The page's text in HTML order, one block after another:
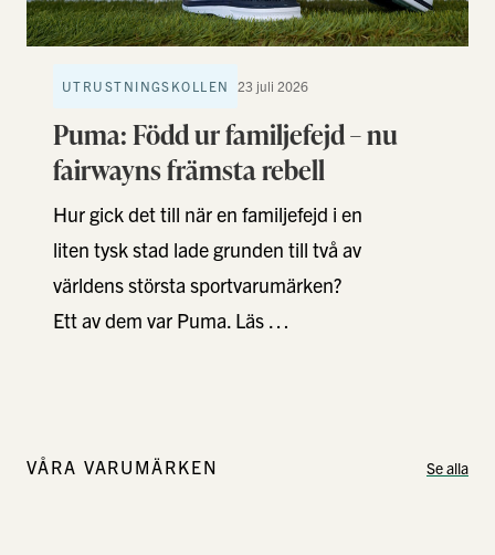
UTRUSTNINGSKOLLEN 23 juli 2026
Puma: Född ur familjefejd – nu
fairwayns främsta rebell
Hur gick det till när en familjefejd i en
liten tysk stad lade grunden till två av
världens största sportvarumärken?
Ett av dem var Puma. Läs …
VÅRA VARUMÄRKEN Se alla